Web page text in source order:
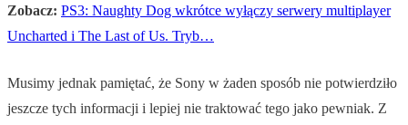
Zobacz: PS3: Naughty Dog wkrótce wyłączy serwery multiplayer
Uncharted i The Last of Us. Tryb…
Musimy jednak pamiętać, że Sony w żaden sposób nie potwierdziło
jeszcze tych informacji i lepiej nie traktować tego jako pewniak. Z